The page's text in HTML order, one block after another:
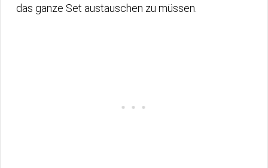
das ganze Set austauschen zu müssen.